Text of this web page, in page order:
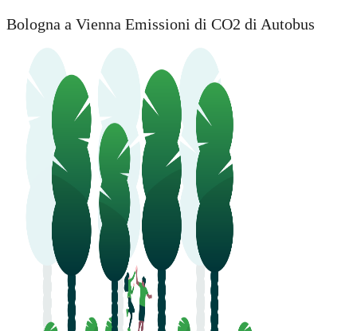
Bologna a Vienna Emissioni di CO2 di Autobus